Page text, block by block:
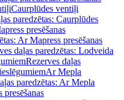
Caurplūdes ventiļi
paredzētas: Caurplūdes
presēšanas
Ar Mapress presēšanas
daļas paredzētas: Lodveida
Rezerves daļas
Ar Mepla
paredzētas: Ar Mepla
presēšanas